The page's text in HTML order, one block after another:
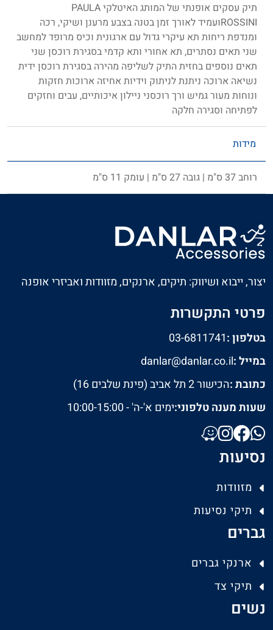
תיק עסקים אופנתי של המותג האיטלקי PAULA
ROSSINIועמיד לאורך זמן בטנה בצבע מרענן ושיקי, רכה
ומנדפת ריחות תא עיקרי גדול עם ארגונית וכיס מרופד למחשב
שני תאים נסתרים, תא אחורי ותא קדמי בסגירת רוכסן שני
תאים נוספים בחזית התיק לשליפה מהירה בסגירת רוכסן ידית
נשיאה ארוכה ניתנת לניתוק וידיות אחיזה ארוכות חזקות
ונוחות מעור גמיש ורך רוכסני ניילון איכותיים, עבים וחזקים
לפתיחה וסגירה חלקה
מידות
רוחב 37 ס"מ | גובה 27 ס"מ | עומק 11 ס"מ
יצור, ייבוא ושיווק: תיקים, ארנקים, מזוודות ואביזרי אופנה
פרטי התקשרות
בטלפון :03-6811741
במייל :danlar@danlar.co.il
כתובת :הכישור 2 תל אביב (פינת שלבים 16)
שעות מענה טלפוני:ימים א'-ה' - 10:00-15:00
נסיעות
מזוודות
תיקי נסיעות
גברים
ארנקי גברים
תיקי צד
נשים